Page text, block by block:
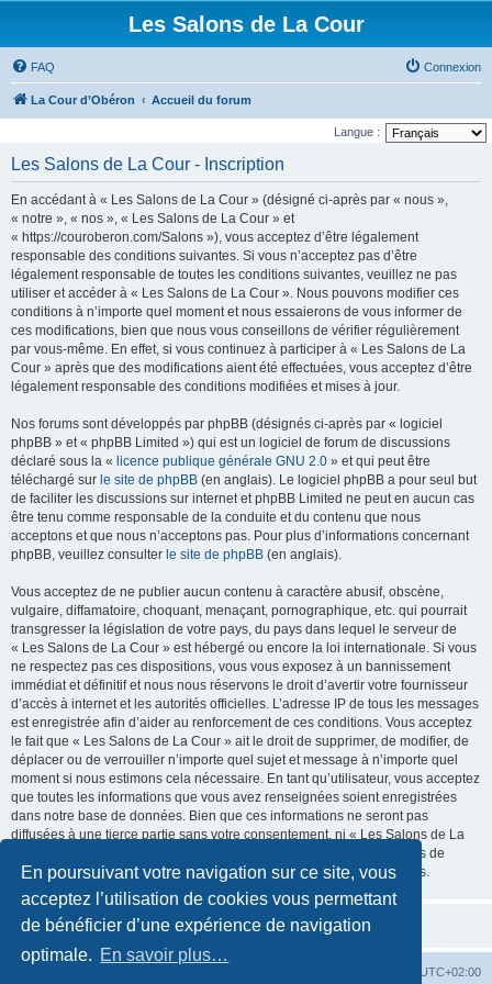
En poursuivant votre navigation sur ce site, vous
acceptez l’utilisation de cookies vous permettant
de bénéficier d’une expérience de navigation
optimale. En savoir plus…
Les Salons de La Cour
FAQ Connexion
La Cour d’Obéron Accueil du forum
Langue :
Les Salons de La Cour - Inscription
En accédant à « Les Salons de La Cour » (désigné ci-après par « nous »,
« notre », « nos », « Les Salons de La Cour » et
« https://couroberon.com/Salons »), vous acceptez d’être légalement
responsable des conditions suivantes. Si vous n’acceptez pas d’être
légalement responsable de toutes les conditions suivantes, veuillez ne pas
utiliser et accéder à « Les Salons de La Cour ». Nous pouvons modifier ces
conditions à n’importe quel moment et nous essaierons de vous informer de
ces modifications, bien que nous vous conseillons de vérifier régulièrement
par vous-même. En effet, si vous continuez à participer à « Les Salons de La
Cour » après que des modifications aient été effectuées, vous acceptez d’être
légalement responsable des conditions modifiées et mises à jour.
Nos forums sont développés par phpBB (désignés ci-après par « logiciel
phpBB » et « phpBB Limited ») qui est un logiciel de forum de discussions
déclaré sous la « licence publique générale GNU 2.0 » et qui peut être
téléchargé sur le site de phpBB (en anglais). Le logiciel phpBB a pour seul but
de faciliter les discussions sur internet et phpBB Limited ne peut en aucun cas
être tenu comme responsable de la conduite et du contenu que nous
acceptons et que nous n’acceptons pas. Pour plus d’informations concernant
phpBB, veuillez consulter le site de phpBB (en anglais).
Vous acceptez de ne publier aucun contenu à caractère abusif, obscène,
vulgaire, diffamatoire, choquant, menaçant, pornographique, etc. qui pourrait
transgresser la législation de votre pays, du pays dans lequel le serveur de
« Les Salons de La Cour » est hébergé ou encore la loi internationale. Si vous
ne respectez pas ces dispositions, vous vous exposez à un bannissement
immédiat et définitif et nous nous réservons le droit d’avertir votre fournisseur
d’accès à internet et les autorités officielles. L’adresse IP de tous les messages
est enregistrée afin d’aider au renforcement de ces conditions. Vous acceptez
le fait que « Les Salons de La Cour » ait le droit de supprimer, de modifier, de
déplacer ou de verrouiller n’importe quel sujet et message à n’importe quel
moment si nous estimons cela nécessaire. En tant qu’utilisateur, vous acceptez
que toutes les informations que vous avez renseignées soient enregistrées
dans notre base de données. Bien que ces informations ne seront pas
diffusées à une tierce partie sans votre consentement, ni « Les Salons de La
Cour », ni phpBB, ne pourront être tenus comme responsables en cas de
tentative de piratage informatique visant à compromettre vos données.
UTC+02:00